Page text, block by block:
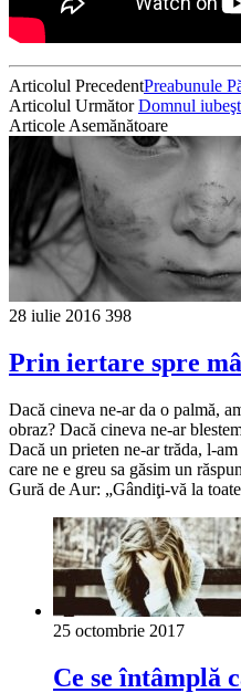
Articolul PrecedentPreabunule
Articolul UrmătorDomnul
Articole Asemănătoare
28 iulie 2016 398
Prin iertare spre
Dacă cineva ne-ar da o palmă,
obraz? Dacă cineva ne-ar
Dacă un prieten ne-ar trăda, l-
care ne e greu sa găsim un
Gură de Aur: „Gândiţi-vă la
25 octombrie 2017
Ce se întâmplă